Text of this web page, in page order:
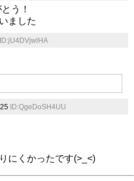
う！
ました
ID:jU4DVjwlHA
ID:QgeDoSH4UU
にくかったです(>_<)